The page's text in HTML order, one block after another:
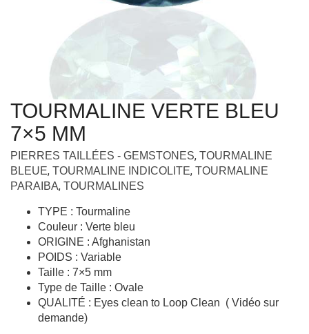
TOURMALINE VERTE BLEU
7×5 MM
PIERRES TAILLÉES - GEMSTONES, TOURMALINE
BLEUE, TOURMALINE INDICOLITE, TOURMALINE
PARAIBA, TOURMALINES
TYPE : Tourmaline
Couleur : Verte bleu
ORIGINE : Afghanistan
POIDS : Variable
Taille : 7×5 mm
Type de Taille : Ovale
QUALITÉ : Eyes clean to Loop Clean ( Vidéo sur
demande)